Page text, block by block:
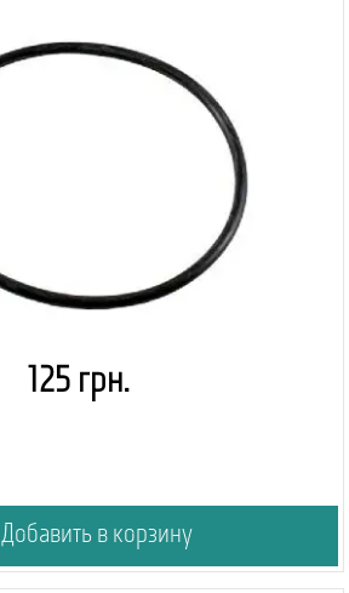
125 грн.
Добавить в корзину